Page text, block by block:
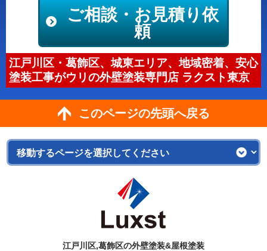
ご相談・お見積り依
頼
江戸川区・葛飾区、城東エリア、地域密着、安心
塗装工事がウリの外壁塗装専門店 ラクスト東京
このページの先頭へ戻る
江戸川区,葛飾区の外壁塗装&屋根塗装